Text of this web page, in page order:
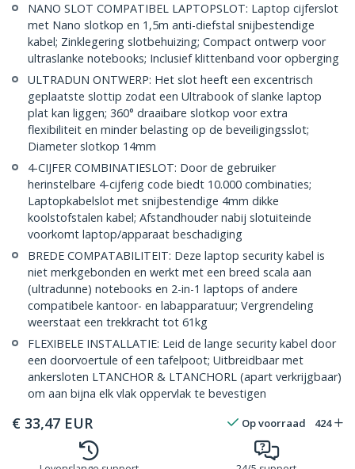
NANO SLOT COMPATIBEL LAPTOPSLOT: Laptop cijferslot
met Nano slotkop en 1,5m anti-diefstal snijbestendige
kabel; Zinklegering slotbehuizing; Compact ontwerp voor
ultraslanke notebooks; Inclusief klittenband voor opberging
ULTRADUN ONTWERP: Het slot heeft een excentrisch
geplaatste slottip zodat een Ultrabook of slanke laptop
plat kan liggen; 360° draaibare slotkop voor extra
flexibiliteit en minder belasting op de beveiligingsslot;
Diameter slotkop 14mm
4-CIJFER COMBINATIESLOT: Door de gebruiker
herinstelbare 4-cijferig code biedt 10.000 combinaties;
Laptopkabelslot met snijbestendige 4mm dikke
koolstofstalen kabel; Afstandhouder nabij slotuiteinde
voorkomt laptop/apparaat beschadiging
BREDE COMPATABILITEIT: Deze laptop security kabel is
niet merkgebonden en werkt met een breed scala aan
(ultradunne) notebooks en 2-in-1 laptops of andere
compatibele kantoor- en labapparatuur; Vergrendeling
weerstaat een trekkracht tot 61kg
FLEXIBELE INSTALLATIE: Leid de lange security kabel door
een doorvoertule of een tafelpoot; Uitbreidbaar met
ankersloten LTANCHOR & LTANCHORL (apart verkrijgbaar)
om aan bijna elk vlak oppervlak te bevestigen
€ 33,47 EUR Op voorraad 424